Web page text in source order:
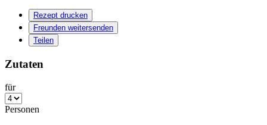
Rezept drucken
Freunden weitersenden
Teilen
Zutaten
für
Personen